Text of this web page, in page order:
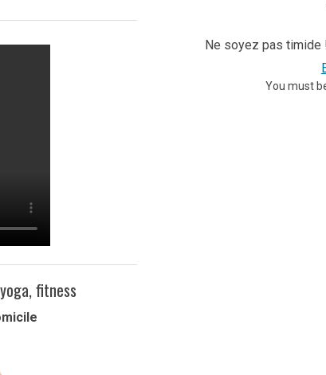
fitness
Ne soyez pas timide
You must